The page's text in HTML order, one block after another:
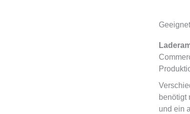
benötigt
und ein